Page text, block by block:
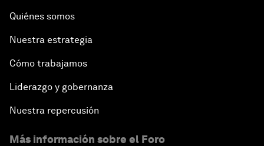
Quiénes somos
Nuestra estrategia
Cómo trabajamos
Liderazgo y gobernanza
Nuestra repercusión
Más información sobre el Foro